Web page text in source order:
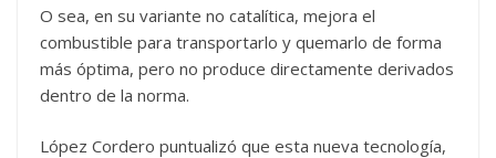
O sea, en su variante no catalítica, mejora el
combustible para transportarlo y quemarlo de forma
más óptima, pero no produce directamente derivados
dentro de la norma.
López Cordero puntualizó que esta nueva tecnología,